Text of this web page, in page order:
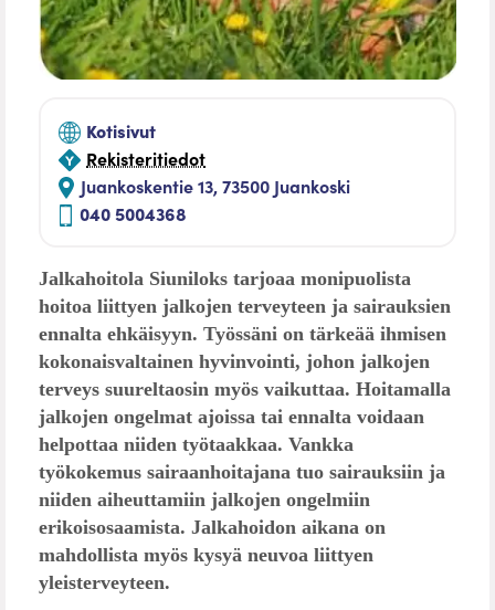
Juankoskentie 13, 73500 Juankoski
040 5004368
Kotisivut
Rekisteritiedot
Jalkahoitola Siuniloks tarjoaa monipuolista
hoitoa liittyen jalkojen terveyteen ja sairauksien
ennalta ehkäisyyn. Työssäni on tärkeää ihmisen
kokonaisvaltainen hyvinvointi, johon jalkojen
terveys suureltaosin myös vaikuttaa. Hoitamalla
jalkojen ongelmat ajoissa tai ennalta voidaan
helpottaa niiden työtaakkaa. Vankka
työkokemus sairaanhoitajana tuo sairauksiin ja
niiden aiheuttamiin jalkojen ongelmiin
erikoisosaamista. Jalkahoidon aikana on
mahdollista myös kysyä neuvoa liittyen
yleisterveyteen.